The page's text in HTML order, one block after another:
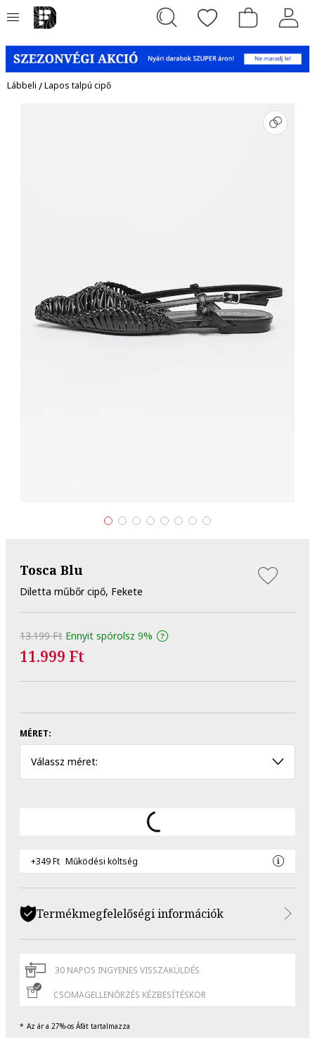
Lábbeli /Lapos talpú cipő
Tosca Blu
Diletta műbőr cipő, Fekete
13.199 Ft Ennyit spórolsz 9%
11.999 Ft
MÉRET:
Válassz méret:
+349 Ft Működési költség
Termékmegfelelőségi információk
30 NAPOS INGYENES VISSZAKÜLDÉS
CSOMAGELLENŐRZÉS KÉZBESÍTÉSKOR
Az ár a 27%-os Áfát tartalmazza